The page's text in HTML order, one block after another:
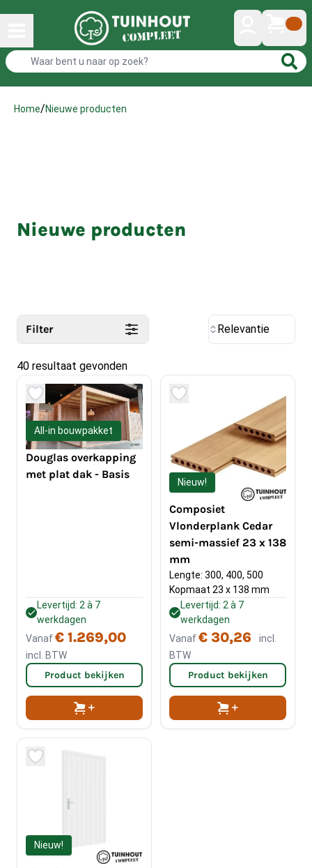
Home/Nieuwe producten
Nieuwe producten
40 resultaat gevonden
Filter Relevantie
All-in bouwpakket
Douglas overkapping
met plat dak - Basis
Levertijd: 2 à 7
werkdagen
Vanaf€ 1.269,00
incl. BTW
Product bekijken
Nieuw!
Composiet
Vlonderplank Cedar
semi-massief 23 x 138
mm
Lengte: 300, 400, 500
Kopmaat 23 x 138 mm
Levertijd: 2 à 7
werkdagen
Vanaf€ 30,26
incl.
BTW
Product bekijken
Nieuw!